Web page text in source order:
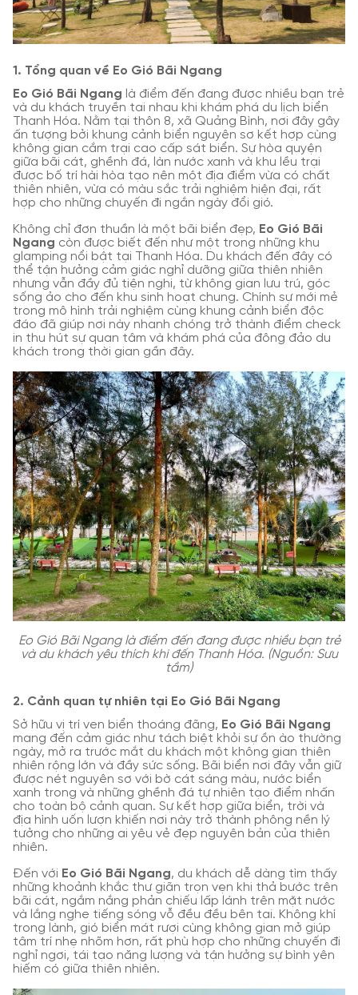
1. Tổng quan về Eo Gió Bãi Ngang
Eo Gió Bãi Ngang là điểm đến đang được nhiều bạn trẻ
và du khách truyền tai nhau khi khám phá du lịch biển
Thanh Hóa. Nằm tại thôn 8, xã Quảng Bình, nơi đây gây
ấn tượng bởi khung cảnh biển nguyên sơ kết hợp cùng
không gian cắm trại cao cấp sát biển. Sự hòa quyện
giữa bãi cát, ghềnh đá, làn nước xanh và khu lều trại
được bố trí hài hòa tạo nên một địa điểm vừa có chất
thiên nhiên, vừa có màu sắc trải nghiệm hiện đại, rất
hợp cho những chuyến đi ngắn ngày đổi gió.
Không chỉ đơn thuần là một bãi biển đẹp, Eo Gió Bãi
Ngang còn được biết đến như một trong những khu
glamping nổi bật tại Thanh Hóa. Du khách đến đây có
thể tận hưởng cảm giác nghỉ dưỡng giữa thiên nhiên
nhưng vẫn đầy đủ tiện nghi, từ không gian lưu trú, góc
sống ảo cho đến khu sinh hoạt chung. Chính sự mới mẻ
trong mô hình trải nghiệm cùng khung cảnh biển độc
đáo đã giúp nơi này nhanh chóng trở thành điểm check
in thu hút sự quan tâm và khám phá của đông đảo du
khách trong thời gian gần đây.
Eo Gió Bãi Ngang là điểm đến đang được nhiều bạn trẻ
và du khách yêu thích khi đến Thanh Hóa. (Nguồn: Sưu
tầm)
2. Cảnh quan tự nhiên tại Eo Gió Bãi Ngang
Sở hữu vị trí ven biển thoáng đãng, Eo Gió Bãi Ngang
mang đến cảm giác như tách biệt khỏi sự ồn ào thường
ngày, mở ra trước mắt du khách một không gian thiên
nhiên rộng lớn và đầy sức sống. Bãi biển nơi đây vẫn giữ
được nét nguyên sơ với bờ cát sáng màu, nước biển
xanh trong và những ghềnh đá tự nhiên tạo điểm nhấn
cho toàn bộ cảnh quan. Sự kết hợp giữa biển, trời và
địa hình uốn lượn khiến nơi này trở thành phông nền lý
tưởng cho những ai yêu vẻ đẹp nguyên bản của thiên
nhiên.
Đến với Eo Gió Bãi Ngang, du khách dễ dàng tìm thấy
những khoảnh khắc thư giãn trọn vẹn khi thả bước trên
bãi cát, ngắm nắng phản chiếu lấp lánh trên mặt nước
và lắng nghe tiếng sóng vỗ đều đều bên tai. Không khí
trong lành, gió biển mát rượi cùng không gian mở giúp
tâm trí nhẹ nhõm hơn, rất phù hợp cho những chuyến đi
nghỉ ngơi, tái tạo năng lượng và tận hưởng sự bình yên
hiếm có giữa thiên nhiên.